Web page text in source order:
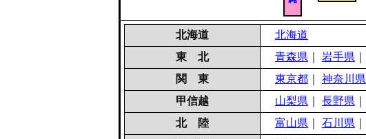
北海道
北海道
東 北
青森県 岩手県
関 東
東京都 神奈川県
甲信越
山梨県 長野県
北 陸
富山県 石川県